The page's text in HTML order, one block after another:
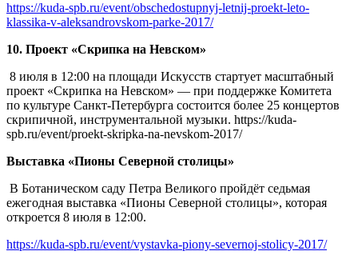
https://kuda-spb.ru/event/obschedostupnyj-letnij-proekt-leto-
klassika-v-aleksandrovskom-parke-2017/
10. Проект «Скрипка на Невском»
8 июля в 12:00 на площади Искусств стартует масштабный
проект «Скрипка на Невском» — при поддержке Комитета
по культуре Санкт-Петербурга состоится более 25 концертов
скрипичной, инструментальной музыки. https://kuda-
spb.ru/event/proekt-skripka-na-nevskom-2017/
Выставка «Пионы Северной столицы»
В Ботаническом саду Петра Великого пройдёт седьмая
ежегодная выставка «Пионы Северной столицы», которая
откроется 8 июля в 12:00.
https://kuda-spb.ru/event/vystavka-piony-severnoj-stolicy-2017/